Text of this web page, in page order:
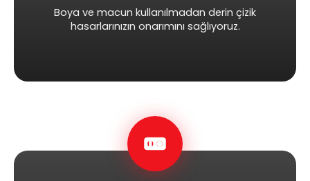
Boya ve macun kullanılmadan derin çizik
hasarlarınızın onarımını sağlıyoruz.